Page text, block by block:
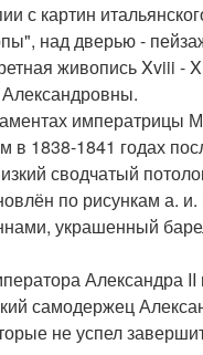
с картин
над дверью -
живопись Xviii -
Александровны.
императрицы
1838-1841 годах
сводчатый
по рисункам а.
украшенный
Александра
самодержец
не успел